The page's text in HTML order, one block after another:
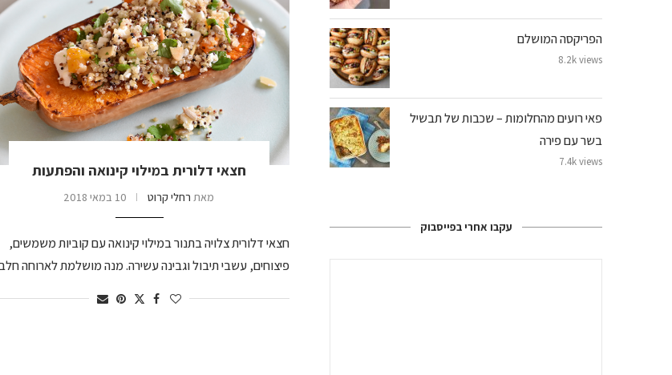
חצאי דלורית במילוי קינואה והפתעות
מאת רחלי קרוט 10 במאי 2018
חצאי דלורית צלויה בתנור במילוי קינואה עם קוביות משמשים,
פיצוחים, עשבי תיבול וגבינה עשירה. מנה מושלמת לארוחה
הפריקסה המושלם
8.2k views
פאי רועים מהחלומות – שכבות של תבשיל
בשר עם פירה
7.4k views
עקבו אחרי בפייסבוק